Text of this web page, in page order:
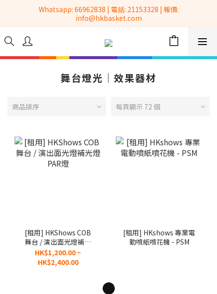
全港No.1一站式設備租售及採購服務供應商
info@hkbasket.com
全港No.1一站式設備租售及採購服務供應商
舞台燈光｜效果器材
商品排序 每頁顯示 72 個
[租用] HKShows COB
舞台 / 演出面光燈補光
燈PAR燈
HK$1,200.00 ~
HK$2,400.00
[租用] HKshows 專業電
動噴紙噴花機 - PSM
1